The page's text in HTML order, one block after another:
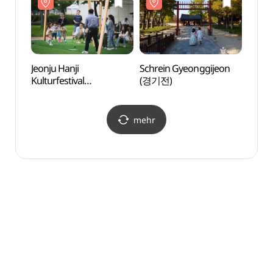
Jeonju Hanji
Kulturfestival
Schrein Gyeonggijeon
(경기전)
mehr